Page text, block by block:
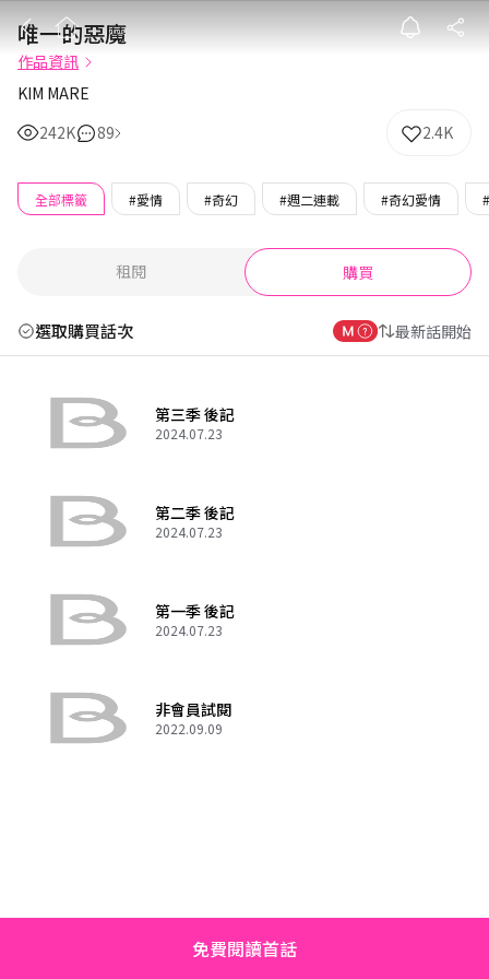
唯一的惡魔
唯一的惡魔
作品資訊
KIM MARE
242K
89 2.4K
全部標籤 #愛情 #奇幻 #週二連載 #奇幻愛情
租閱 購買
選取購買話次 最新話開始
第三季 後記
2024.07.23
第二季 後記
2024.07.23
第一季 後記
2024.07.23
非會員試閱
2022.09.09
免費閱讀首話